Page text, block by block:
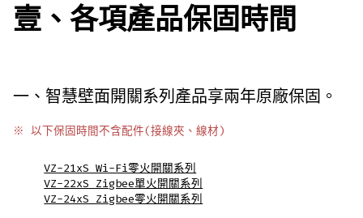
壹、各項產品保固時間
一、智慧壁面開關系列產品享兩年原廠保固。
※ 以下保固時間不含配件(接線夾、線材)
VZ-21xS Wi-Fi零火開關系列
VZ-22xS Zigbee單火開關系列
VZ-24xS Zigbee零火開關系列